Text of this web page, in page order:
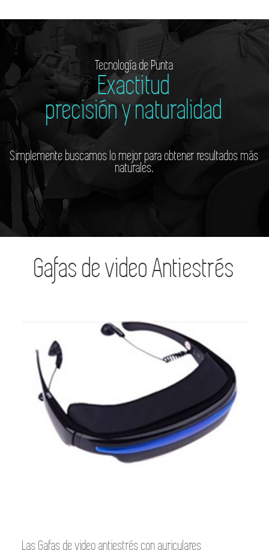
Tecnología de Punta
Exactitud
precisión y naturalidad
Simplemente buscamos lo mejor para obtener resultados más
naturales.
Gafas de video Antiestrés
Las Gafas de video antiestrés con auriculares